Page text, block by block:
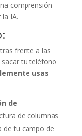
comprensión
IA.
frente a las
sacar tu teléfono
usas
de
de columnas
de tu campo de